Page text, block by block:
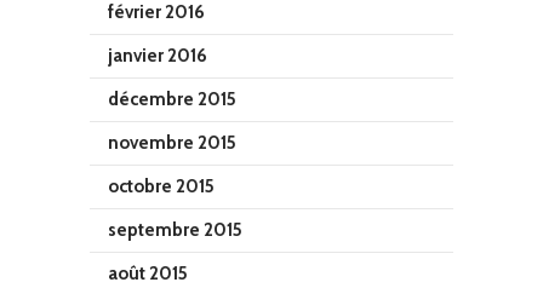
février 2016
janvier 2016
décembre 2015
novembre 2015
octobre 2015
septembre 2015
août 2015